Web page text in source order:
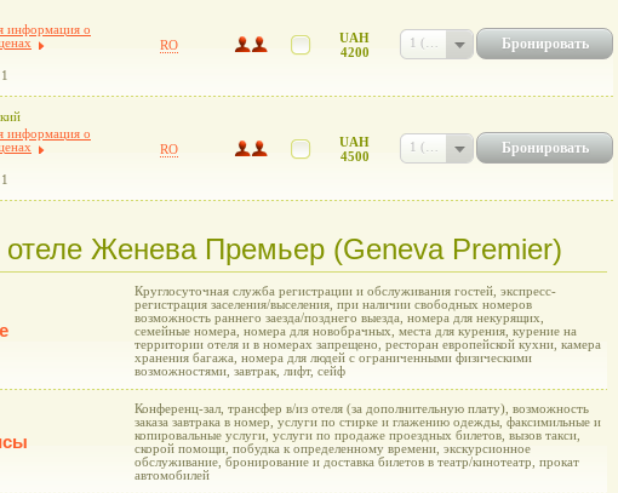
информация о
RO
UAH
4200
Бронировать
информация о
RO
UAH
4500
Бронировать
отеле Женева Премьер (Geneva Premier)
Круглосуточная служба регистрации и обслуживания гостей, экспресс-
регистрация заселения/выселения, при наличии свободных номеров
возможность раннего заезда/позднего выезда, номера для некурящих,
семейные номера, номера для новобрачных, места для курения, курение на
территории отеля и в номерах запрещено, ресторан европейской кухни, камера
хранения багажа, номера для людей с ограниченными физическими
возможностями, завтрак, лифт, сейф
Конференц-зал, трансфер в/из отеля (за дополнительную плату), возможность
заказа завтрака в номер, услуги по стирке и глажению одежды, факсимильные и
копировальные услуги, услуги по продаже проездных билетов, вызов такси,
скорой помощи, побудка к определенному времени, экскурсионное
обслуживание, бронирование и доставка билетов в театр/кинотеатр, прокат
автомобилей